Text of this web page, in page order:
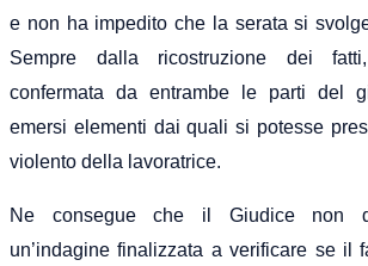
e non ha impedito che la serata si
Sempre dalla ricostruzione dei fatti,
confermata da entrambe le parti del
emersi elementi dai quali si potesse
violento della lavoratrice.
Ne consegue che il Giudice non
un’indagine finalizzata a verificare se il